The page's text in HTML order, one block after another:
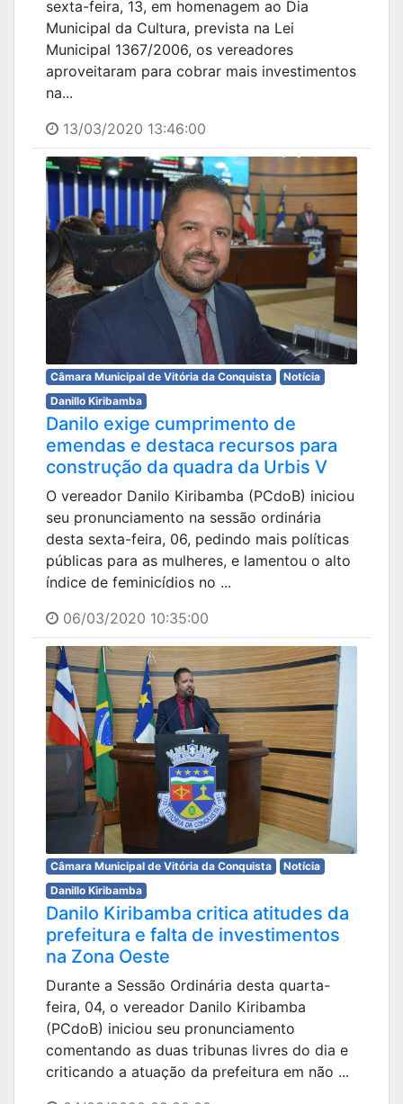
sexta-feira, 13, em homenagem ao Dia
Municipal da Cultura, prevista na Lei
Municipal 1367/2006, os vereadores
aproveitaram para cobrar mais investimentos
na...
13/03/2020 13:46:00
Câmara Municipal de Vitória da Conquista
Notícia
Danillo Kiribamba
Danilo exige cumprimento de
emendas e destaca recursos para
construção da quadra da Urbis V
O vereador Danilo Kiribamba (PCdoB) iniciou
seu pronunciamento na sessão ordinária
desta sexta-feira, 06, pedindo mais políticas
públicas para as mulheres, e lamentou o alto
índice de feminicídios no ...
06/03/2020 10:35:00
Câmara Municipal de Vitória da Conquista
Notícia
Danillo Kiribamba
Danilo Kiribamba critica atitudes da
prefeitura e falta de investimentos
na Zona Oeste
Durante a Sessão Ordinária desta quarta-
feira, 04, o vereador Danilo Kiribamba
(PCdoB) iniciou seu pronunciamento
comentando as duas tribunas livres do dia e
criticando a atuação da prefeitura em não ...